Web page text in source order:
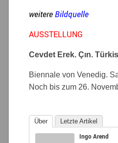
weitereBildquelle
AUSSTELLUNG
Cevdet Erek. Çın.
Biennale von Venedig.
Noch bis zum 26.
Über Letzte Artikel
Ingo Arend